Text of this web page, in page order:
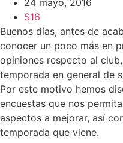
24 mayo, 2016
S16
Buenos días, antes de
conocer un poco más en
opiniones respecto al
temporada en general de
Por este motivo hemos
encuestas que nos
aspectos a mejorar, así
temporada que viene.